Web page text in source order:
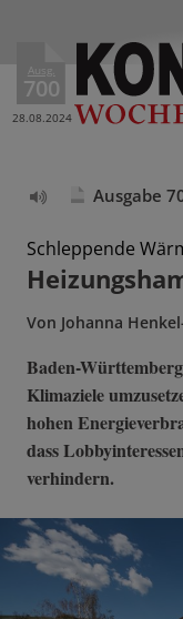
Ausg.
700
28.08.2024
vorlesen
Ausgabe
Schleppende
Von Johanna
Baden-
Klimaziele
hohen
dass
verhindern.